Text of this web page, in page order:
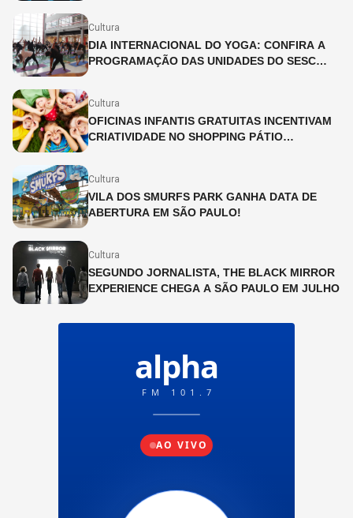
Cultura
DIA INTERNACIONAL DO YOGA: CONFIRA A
PROGRAMAÇÃO DAS UNIDADES DO SESC
Cultura
OFICINAS INFANTIS GRATUITAS INCENTIVAM
CRIATIVIDADE NO SHOPPING PÁTIO
Cultura
VILA DOS SMURFS PARK GANHA DATA DE
ABERTURA EM SÃO PAULO!
Cultura
SEGUNDO JORNALISTA, THE BLACK MIRROR
EXPERIENCE CHEGA A SÃO PAULO EM JULHO